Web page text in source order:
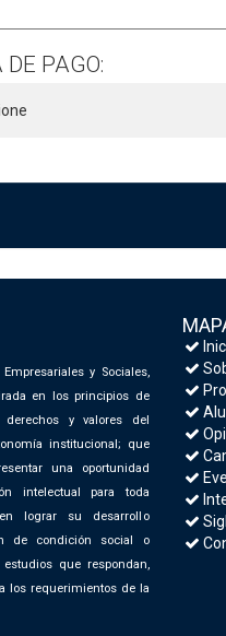
PAGO:
y Sociales,
en los principios de
y valores del
institucional; que
una oportunidad
intelectual para toda
lograr su desarrollo
de condición social o
que respondan,
los requerimientos de la